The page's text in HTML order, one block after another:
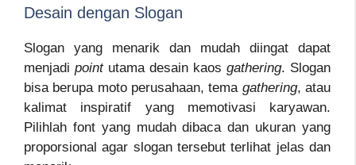
Desain dengan Slogan
Slogan yang menarik dan mudah diingat dapat
menjadi pointutama desain kaos gathering. Slogan
bisa berupa moto perusahaan, tema gathering, atau
kalimat inspiratif yang memotivasi karyawan.
Pilihlah font yang mudah dibaca dan ukuran yang
proporsional agar slogan tersebut terlihat jelas dan